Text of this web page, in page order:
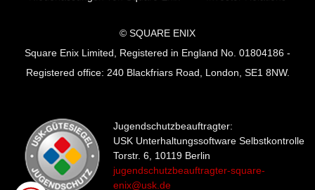
© SQUARE ENIX
Square Enix Limited, Registered in England No. 01804186 -
Registered office: 240 Blackfriars Road, London, SE1 8NW.
Jugendschutzbeauftragter:
USK Unterhaltungssoftware Selbstkontrolle
Torstr. 6, 10119 Berlin
jugendschutzbeauftragter-square-
enix@usk.de